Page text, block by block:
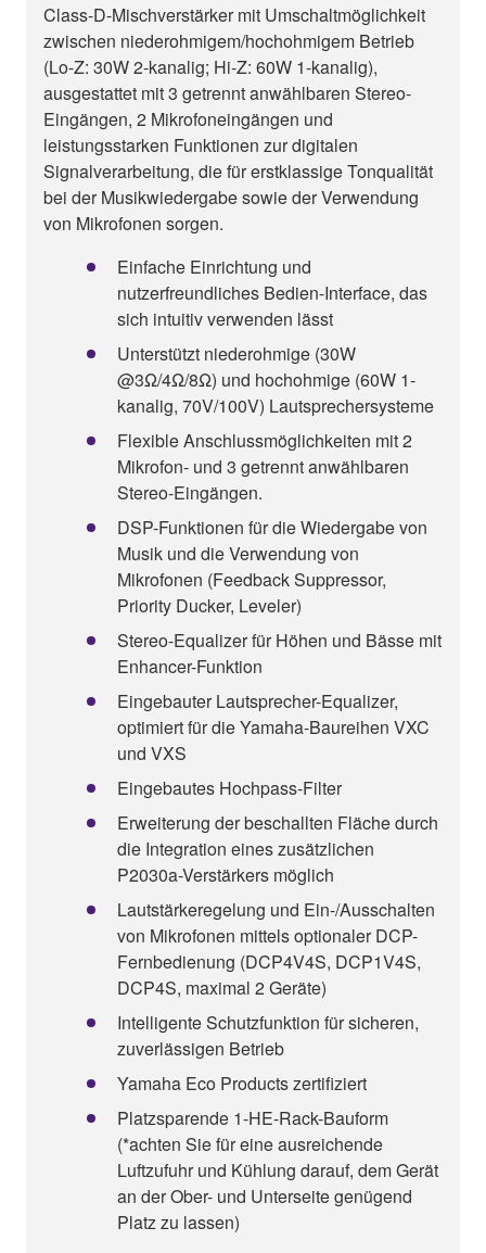
Class-D-Mischverstärker mit Umschaltmöglichkeit
zwischen niederohmigem/hochohmigem Betrieb
(Lo-Z: 30W 2-kanalig; Hi-Z: 60W 1-kanalig),
ausgestattet mit 3 getrennt anwählbaren Stereo-
Eingängen, 2 Mikrofoneingängen und
leistungsstarken Funktionen zur digitalen
Signalverarbeitung, die für erstklassige Tonqualität
bei der Musikwiedergabe sowie der Verwendung
von Mikrofonen sorgen.
Einfache Einrichtung und
nutzerfreundliches Bedien-Interface, das
sich intuitiv verwenden lässt
Unterstützt niederohmige (30W
@3Ω/4Ω/8Ω) und hochohmige (60W 1-
kanalig, 70V/100V) Lautsprechersysteme
Flexible Anschlussmöglichkeiten mit 2
Mikrofon- und 3 getrennt anwählbaren
Stereo-Eingängen.
DSP-Funktionen für die Wiedergabe von
Musik und die Verwendung von
Mikrofonen (Feedback Suppressor,
Priority Ducker, Leveler)
Stereo-Equalizer für Höhen und Bässe mit
Enhancer-Funktion
Eingebauter Lautsprecher-Equalizer,
optimiert für die Yamaha-Baureihen VXC
und VXS
Eingebautes Hochpass-Filter
Erweiterung der beschallten Fläche durch
die Integration eines zusätzlichen
P2030a-Verstärkers möglich
Lautstärkeregelung und Ein-/Ausschalten
von Mikrofonen mittels optionaler DCP-
Fernbedienung (DCP4V4S, DCP1V4S,
DCP4S, maximal 2 Geräte)
Intelligente Schutzfunktion für sicheren,
zuverlässigen Betrieb
Yamaha Eco Products zertifiziert
Platzsparende 1-HE-Rack-Bauform
(*achten Sie für eine ausreichende
Luftzufuhr und Kühlung darauf, dem Gerät
an der Ober- und Unterseite genügend
Platz zu lassen)